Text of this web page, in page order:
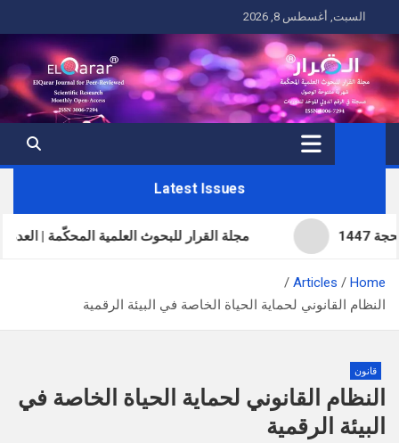
to
content
السبت, أغسطس 8, 2026
Latest Issues
مجلة القرار للبحوث العلمية المحكّمة | العدد الحادي
Home
Articles
النظام القانوني لحماية الحياة الخاصة في البيئة الرقمية
قانون
النظام القانوني لحماية الحياة الخاصة في
البيئة الرقمية